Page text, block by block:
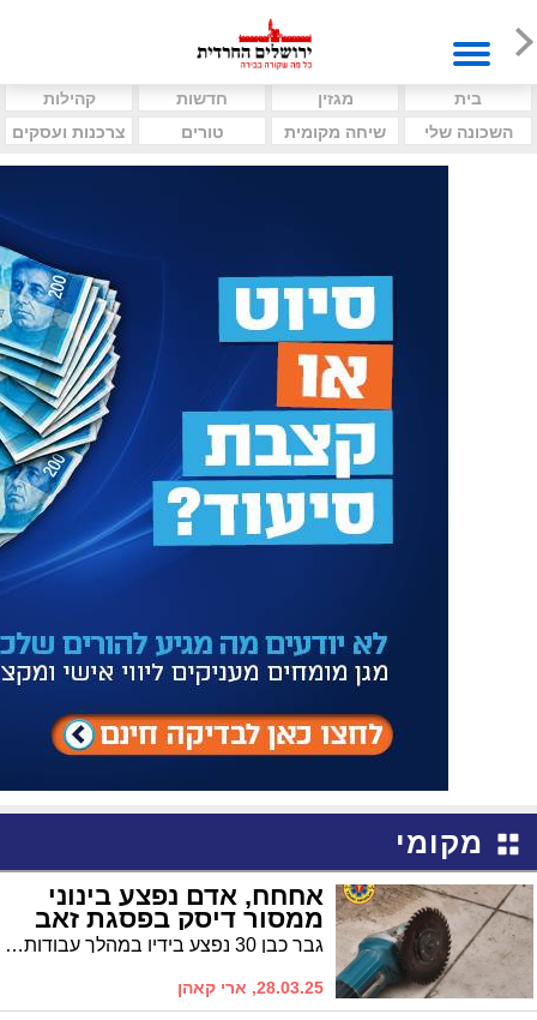
בית מגזין חדשות
קהילות
השכונה שלי
שיחה מקומית טורים צרכנות ועסקים
מקומי
אחחח, אדם נפצע בינוני
ממסור דיסק בפסגת זאב
גבר כבן 30 נפצע בידיו במהלך עבודות בנייה ופונה לשערי צדק
28.03.25, ארי קאהן